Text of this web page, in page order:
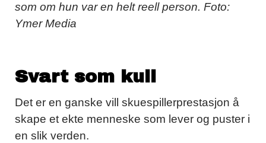
som om hun var en helt reell person. Foto:
Ymer Media
Svart som kull
Det er en ganske vill skuespillerprestasjon å
skape et ekte menneske som lever og puster i
en slik verden.